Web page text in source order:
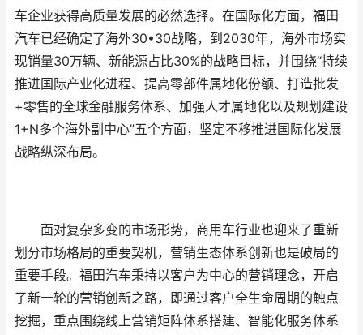
车企业获得高质量发展的必然选择。在国际化方面，福田
汽车已经确定了海外30•30战略，到2030年，海外市场实
现销量30万辆、新能源占比30%的战略目标，并围绕“持续
推进国际产业化进程、提高零部件属地化份额、打造批发
+零售的全球金融服务体系、加强人才属地化以及规划建设
1+N多个海外副中心”五个方面，坚定不移推进国际化发展
战略纵深布局。
面对复杂多变的市场形势，商用车行业也迎来了重新
划分市场格局的重要契机，营销生态体系创新也是破局的
重要手段。福田汽车秉持以客户为中心的营销理念，开启
了新一轮的营销创新之路，即通过客户全生命周期的触点
挖掘，重点围绕线上营销矩阵体系搭建、智能化服务体系